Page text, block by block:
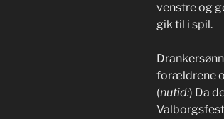
venstre og
gik til i spil.
forældrene
(nutid:) Da